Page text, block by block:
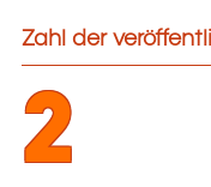
Zahl der
2